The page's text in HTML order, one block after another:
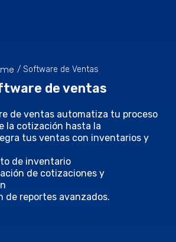
/ Software de Ventas
de ventas
de ventas automatiza tu proceso
la cotización hasta la
tus ventas con inventarios y
de inventario
de cotizaciones y
de reportes avanzados.